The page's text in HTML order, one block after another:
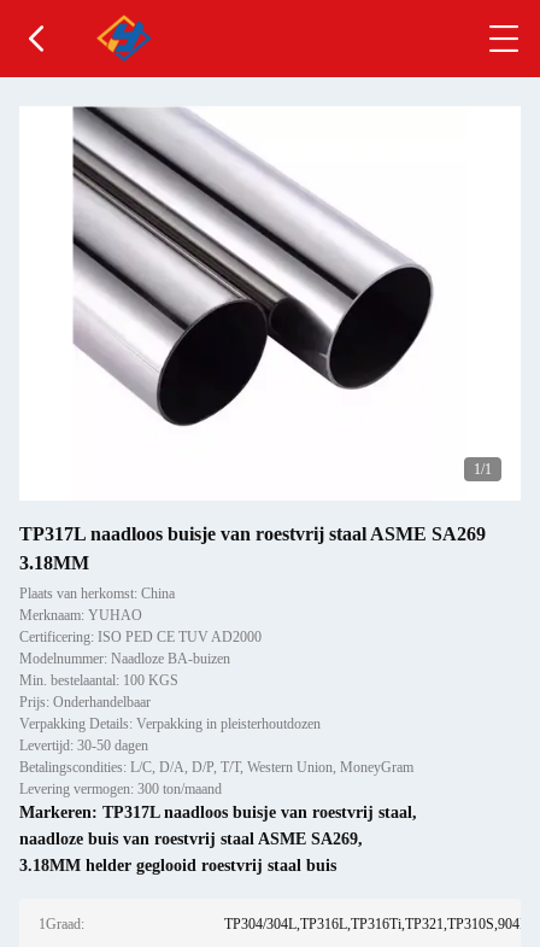
1/1
TP317L naadloos buisje van roestvrij staal ASME SA269
3.18MM
Plaats van herkomst: China
Merknaam: YUHAO
Certificering: ISO PED CE TUV AD2000
Modelnummer: Naadloze BA-buizen
Min. bestelaantal: 100 KGS
Prijs: Onderhandelbaar
Verpakking Details: Verpakking in pleisterhoutdozen
Levertijd: 30-50 dagen
Betalingscondities: L/C, D/A, D/P, T/T, Western Union, MoneyGram
Levering vermogen: 300 ton/maand
Markeren: TP317L naadloos buisje van roestvrij staal,
naadloze buis van roestvrij staal ASME SA269,
3.18MM helder geglooid roestvrij staal buis
1Graad: TP304/